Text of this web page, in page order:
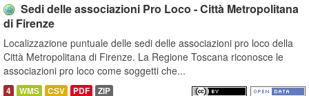
Sedi delle associazioni Pro Loco - Città Metropolitana
di Firenze
Localizzazione puntuale delle sedi delle associazioni pro loco della
Città Metropolitana di Firenze. La Regione Toscana riconosce le
associazioni pro loco come soggetti che...
4 WMS CSV PDF ZIP